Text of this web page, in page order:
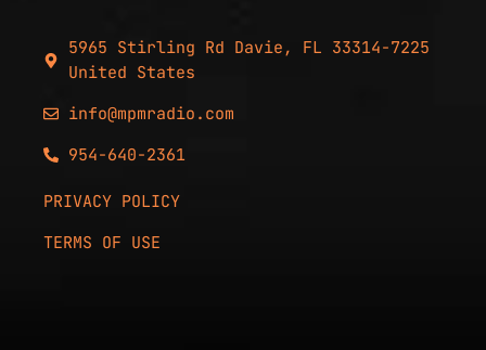
5965 Stirling Rd Davie, FL 33314-7225
United States
info@mpmradio.com
954-640-2361
PRIVACY POLICY
TERMS OF USE